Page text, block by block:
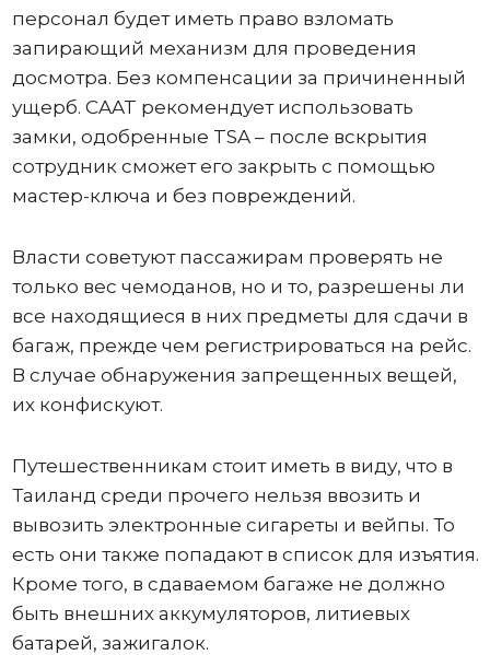
персонал будет иметь право взломать
запирающий механизм для проведения
досмотра. Без компенсации за причиненный
ущерб. CAAT рекомендует использовать
замки, одобренные TSA – после вскрытия
сотрудник сможет его закрыть с помощью
мастер-ключа и без повреждений.
Власти советуют пассажирам проверять не
только вес чемоданов, но и то, разрешены ли
все находящиеся в них предметы для сдачи в
багаж, прежде чем регистрироваться на рейс.
В случае обнаружения запрещенных вещей,
их конфискуют.
Путешественникам стоит иметь в виду, что в
Таиланд среди прочего нельзя ввозить и
вывозить электронные сигареты и вейпы. То
есть они также попадают в список для изъятия.
Кроме того, в сдаваемом багаже не должно
быть внешних аккумуляторов, литиевых
батарей, зажигалок.